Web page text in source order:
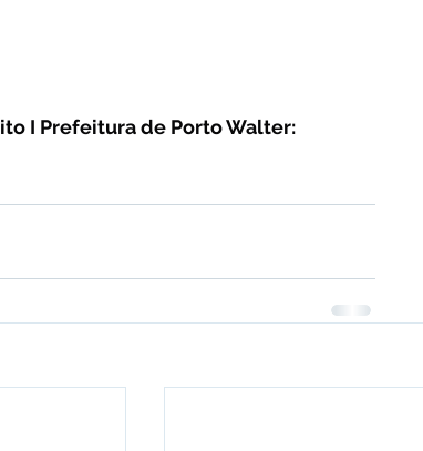
I Prefeitura de Porto Walter: